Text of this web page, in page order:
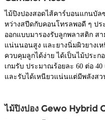
ไม้ปิงปองสอดไส้คาร์บอนแกนบั
หว่างสปีดกับคอนโทรลพอดี ๆ ปร
ออกแบบมารองรับลูกพลาสติก ส
แน่นนอนสูง และยางนิ่มผิวยางเ
ควบคุมลูกได้ง่าย ได้เป็นไม้ประก
เกมรับ ประมาณร้อยละ 60 ต่อ
และรับได้เหนียวแน่นแต่มีพลังสว
ไม้ปิงปอง Gewo Hybrid